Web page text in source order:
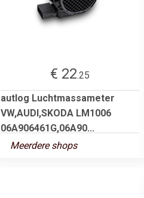
€ 22.25
autlog Luchtmassameter
VW,AUDI,SKODA LM1006
06A906461G,06A90...
Meerdere shops